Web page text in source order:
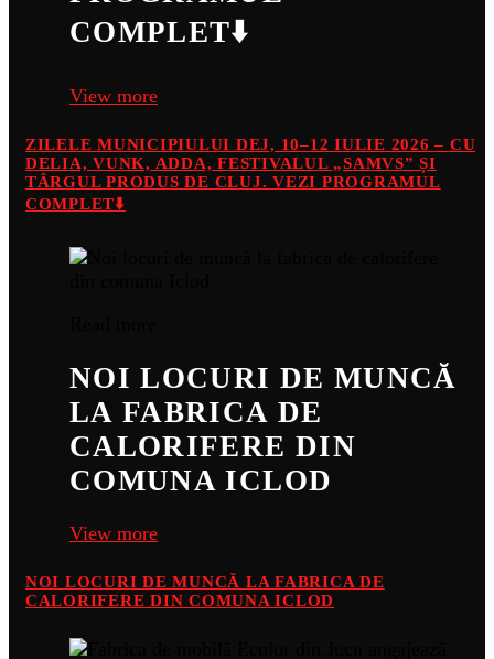
COMPLET⬇️
View more
ZILELE MUNICIPIULUI DEJ, 10–12 IULIE 2026 – CU
DELIA, VUNK, ADDA, FESTIVALUL „SAMVS” ȘI
TÂRGUL PRODUS DE CLUJ. VEZI PROGRAMUL
COMPLET⬇️
NOI LOCURI DE MUNCĂ
LA FABRICA DE
CALORIFERE DIN
COMUNA ICLOD
View more
NOI LOCURI DE MUNCĂ LA FABRICA DE
CALORIFERE DIN COMUNA ICLOD